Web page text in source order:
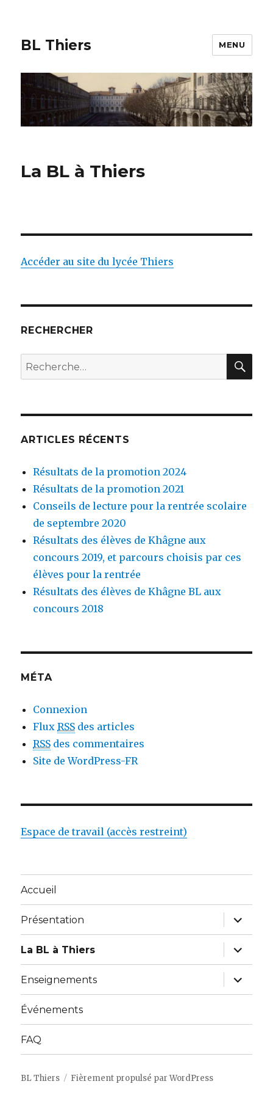
BL Thiers MENU
La BL à Thiers
Accéder au site du lycée Thiers
RECHERCHER
Recherche
pour
ARTICLES RÉCENTS
Résultats de la promotion 2024
Résultats de la promotion 2021
Conseils de lecture pour la rentrée scolaire
de septembre 2020
Résultats des élèves de Khâgne aux
concours 2019, et parcours choisis par ces
élèves pour la rentrée
Résultats des élèves de Khâgne BL aux
concours 2018
MÉTA
Connexion
FluxRSS des articles
RSS des commentaires
Site de WordPress-FR
Espace de travail (accès restreint)
Accueil
Présentation
ouvrir
le
sous-
menu
La BL à Thiers
ouvrir
le
sous-
menu
Enseignements
ouvrir
le
sous-
Événements
FAQ
BL Thiers Fièrement propulsé par WordPress